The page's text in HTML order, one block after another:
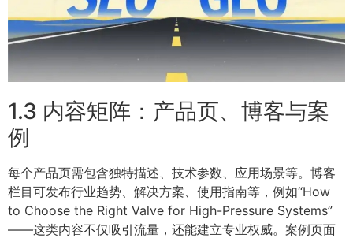
1.3 内容矩阵：产品页、博客与案
例
每个产品页需包含独特描述、技术参数、应用场景等。博客
栏目可发布行业趋势、解决方案、使用指南等，例如“How
to Choose the Right Valve for High-Pressure Systems”
——这类内容不仅吸引流量，还能建立专业权威。案例页面